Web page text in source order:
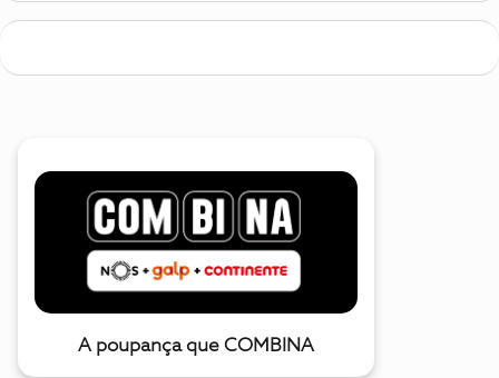
A poupança que COMBINA